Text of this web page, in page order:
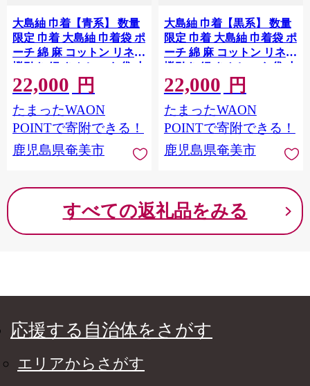
大島紬 巾着【青系】 数量
限定 巾着 大島紬 巾着袋 ポ
ーチ 綿 麻 コットン リネン
蝋引き 紐 きんちゃく 袋 小
物入れ メンズ レディース
ファッション 可愛い ぽっ
てり かわいい おしゃれ 手
作り 小物 小さい 手のひら
フト 伝統工芸品 鹿児島 奄
22,000 円
たまったWAON
POINTで寄附できる！
鹿児島県奄美市
大島紬 巾着【黒系】 数量
限定 巾着 大島紬 巾着袋 ポ
ーチ 綿 麻 コットン リネン
蝋引き 紐 きんちゃく 袋 小
物入れ メンズ レディース
ファッション 可愛い ぽっ
てり かわいい おしゃれ 手
作り 小物 小さい 手のひら
フト 伝統工芸品 鹿児島 奄
22,000 円
たまったWAON
POINTで寄附できる！
鹿児島県奄美市
すべての返礼品をみる
応援する自治体をさがす
エリアからさがす